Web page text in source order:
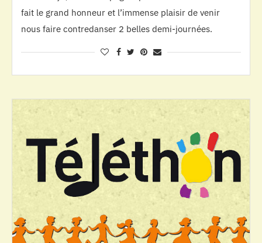
fait le grand honneur et l’immense plaisir de venir
nous faire contredanser 2 belles demi-journées.